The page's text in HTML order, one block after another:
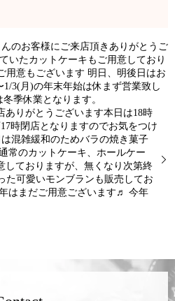
のお客様にご来店頂きありがとうご
いたカットケーキもご用意しており
意もございます 明日、明後日はお
3(月)の年末年始は休まず営業致し
季休業となります。
ありがとうございます本日は18時
時閉店となりますのでお気をつけ
混雑緩和のためバラの焼き菓子
常のカットケーキ、ホールケー
しておりますが、無くなり次第終
た可愛いモンブランも販売してお
はまだご用意ございます♬ 今年